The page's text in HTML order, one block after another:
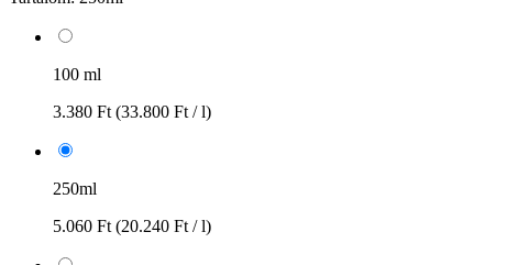
100 ml
3.380 Ft (33.800 Ft / l)
250ml
5.060 Ft (20.240 Ft / l)